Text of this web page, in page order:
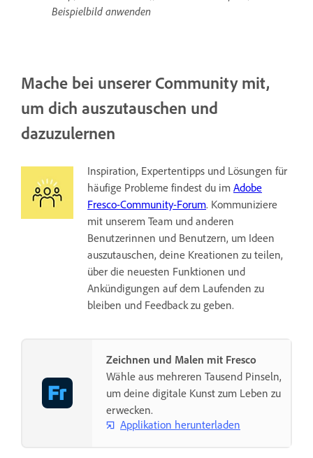
Beispielbild anwenden
Mache bei unserer Community mit,
um dich auszutauschen und
dazuzulernen
Inspiration, Expertentipps und Lösungen für
häufige Probleme findest du im Adobe
Fresco-Community-Forum. Kommuniziere
mit unserem Team und anderen
Benutzerinnen und Benutzern, um Ideen
auszutauschen, deine Kreationen zu teilen,
über die neuesten Funktionen und
Ankündigungen auf dem Laufenden zu
bleiben und Feedback zu geben.
Zeichnen und Malen mit Fresco
Wähle aus mehreren Tausend Pinseln,
um deine digitale Kunst zum Leben zu
erwecken.
Applikation herunterladen